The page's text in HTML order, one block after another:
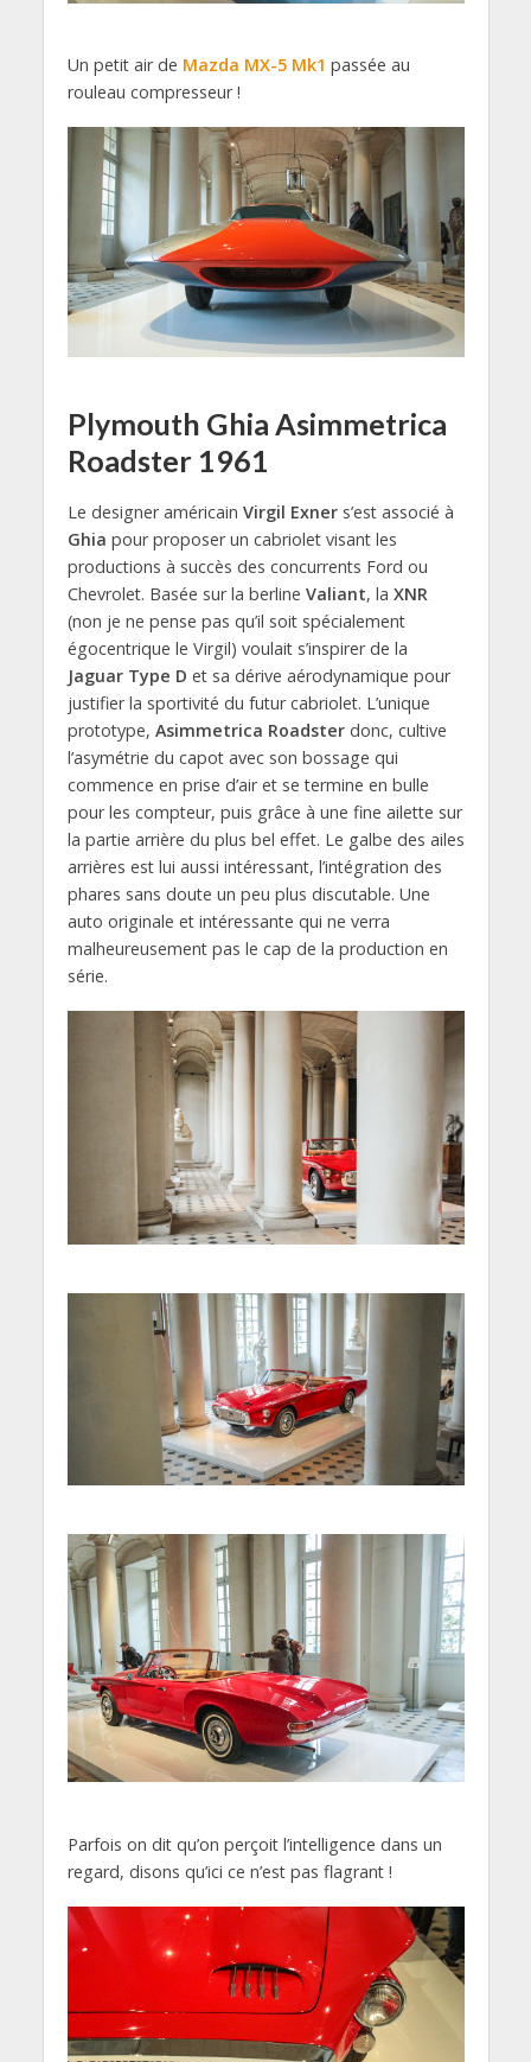
Un petit air de Mazda MX-5 Mk1 passée au
rouleau compresseur !
Plymouth Ghia Asimmetrica
Roadster 1961
Le designer américain Virgil Exners’est associé à
Ghia pour proposer un cabriolet visant les
productions à succès des concurrents Ford ou
Chevrolet. Basée sur la berline Valiant, la XNR
(non je ne pense pas qu’il soit spécialement
égocentrique le Virgil) voulait s’inspirer de la
Jaguar Type D et sa dérive aérodynamique pour
justifier la sportivité du futur cabriolet. L’unique
prototype, Asimmetrica Roadsterdonc, cultive
l’asymétrie du capot avec son bossage qui
commence en prise d’air et se termine en bulle
pour les compteur, puis grâce à une fine ailette sur
la partie arrière du plus bel effet. Le galbe des ailes
arrières est lui aussi intéressant, l’intégration des
phares sans doute un peu plus discutable. Une
auto originale et intéressante qui ne verra
malheureusement pas le cap de la production en
série.
Parfois on dit qu’on perçoit l’intelligence dans un
regard, disons qu’ici ce n’est pas flagrant !